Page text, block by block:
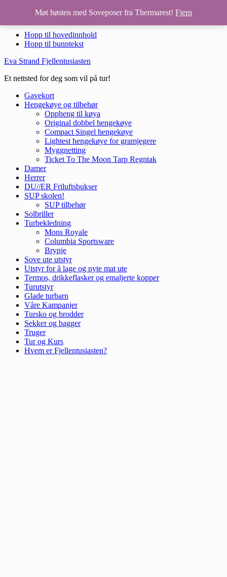
ACTIK® CORE Petzl hodelykt Sort - 420Lumen inkludert CORE
oppladbart batteri
Hopp til hovedinnhold
Hopp til bunntekst
Eva Strand Fjellentusiasten
Et nettsted for deg som vil på tur!
Gavekort
Hengekøye og tilbehør
Oppheng til køya
Original dobbel hengekøye
Compact Singel hengekøye
Lightest hengekøye for gramjegere
Myggnetting
Ticket To The Moon Tarp Regntak
Damer
Herrer
DU//ER Friluftsbukser
SUP skolen!
SUP tilbehør
Solbriller
Turbekledning
Mons Royale
Columbia Sportsware
Brynje
Sove ute utstyr
Utstyr for å lage og nyte mat ute
Termos, drikkeflasker og emaljerte kopper
Turutstyr
Glade turbarn
Våre Kampanjer
Tursko og brodder
Sekker og bagger
Truger
Tur og Kurs
Hvem er Fjellentusiasten?
Møt høsten med Soveposer fra Thermarest! Fjern